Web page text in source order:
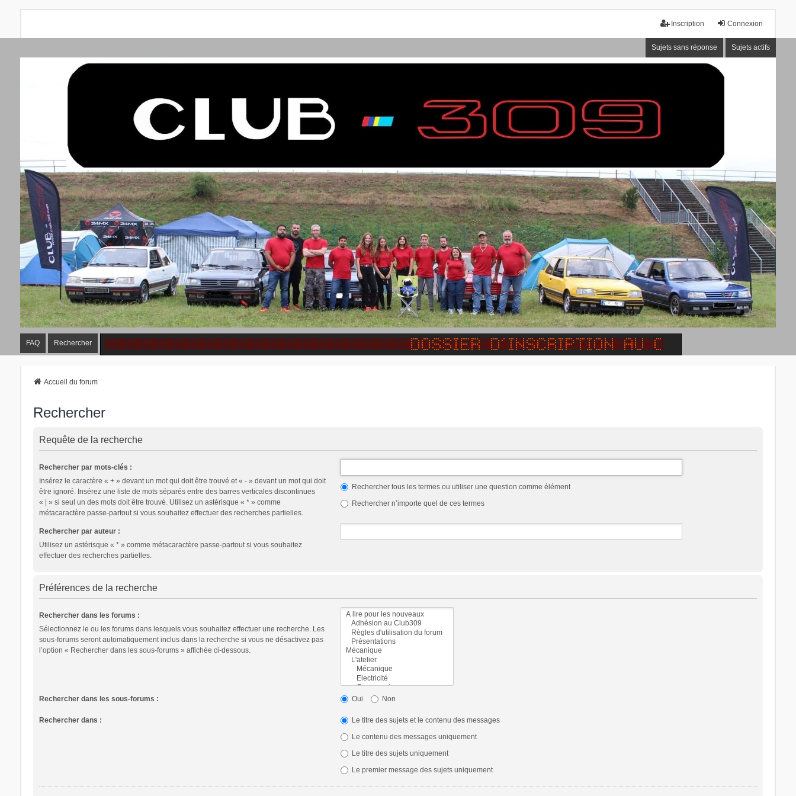
Connexion
Inscription
Sujets sans réponse Sujets actifs
FAQ Rechercher
Accueil du forum
Rechercher
Requête de la recherche
Rechercher par mots-clés :
Insérez le caractère « + » devant un mot qui doit être trouvé et « - » devant un mot qui doit
être ignoré. Insérez une liste de mots séparés entre des barres verticales discontinues
« | » si seul un des mots doit être trouvé. Utilisez un astérisque « * » comme
métacaractère passe-partout si vous souhaitez effectuer des recherches partielles.
Rechercher tous les termes ou utiliser une question comme élément
Rechercher n’importe quel de ces termes
Rechercher par auteur :
Utilisez un astérisque « * » comme métacaractère passe-partout si vous souhaitez
effectuer des recherches partielles.
Préférences de la recherche
Rechercher dans les forums :
Sélectionnez le ou les forums dans lesquels vous souhaitez effectuer une recherche. Les
sous-forums seront automatiquement inclus dans la recherche si vous ne désactivez pas
l’option « Rechercher dans les sous-forums » affichée ci-dessous.
Rechercher dans les sous-forums : Oui Non
Rechercher dans :
Le titre des sujets et le contenu des messages
Le contenu des messages uniquement
Le titre des sujets uniquement
Le premier message des sujets uniquement